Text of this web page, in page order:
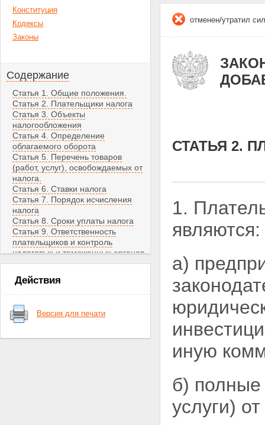
Конституция
Кодексы
Законы
Содержание
Статья 1. Общие положения.
Статья 2. Плательщики налога
Статья 3. Объекты
налогообложения
Статья 4. Определение
облагаемого оборота
Статья 5. Перечень товаров
(работ, услуг), освобождаемых от
налога.
Статья 6. Ставки налога
Статья 7. Порядок исчисления
налога
Статья 8. Сроки уплаты налога
Статья 9. Ответственность
плательщиков и контроль
налоговых и таможенных органов
Статья 10. Заключительные
положения
Действия
Версия для печати
отменен/утратил
СТАТЬЯ 2.
1.
являются:
а)
иную
б)
услуги)